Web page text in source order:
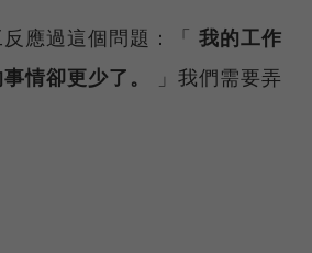
應過這個問題：「 我的工作
情卻更少了。
」我們需要弄